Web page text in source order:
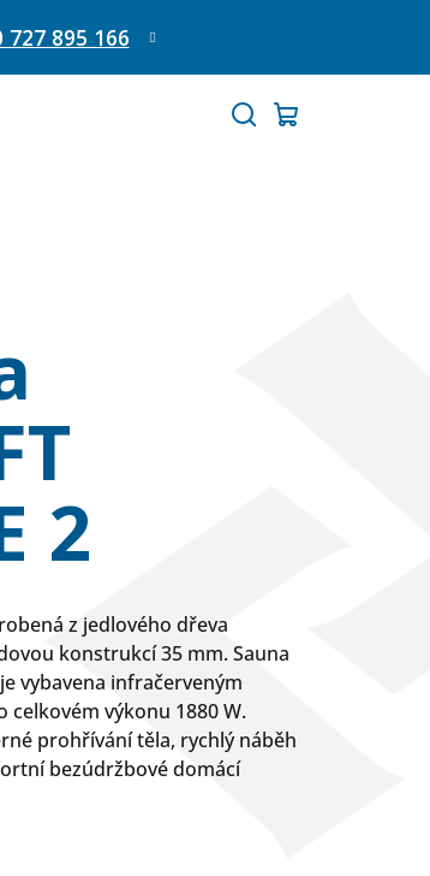
727 895 166
2
z jedlového dřeva
konstrukcí 35 mm. Sauna
vybavena infračerveným
výkonu 1880 W.
prohřívání těla, rychlý náběh
bezúdržbové domácí